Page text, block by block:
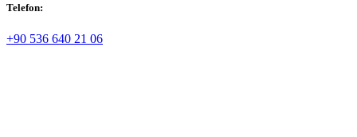
Telefon:
+90 536 640 21 06